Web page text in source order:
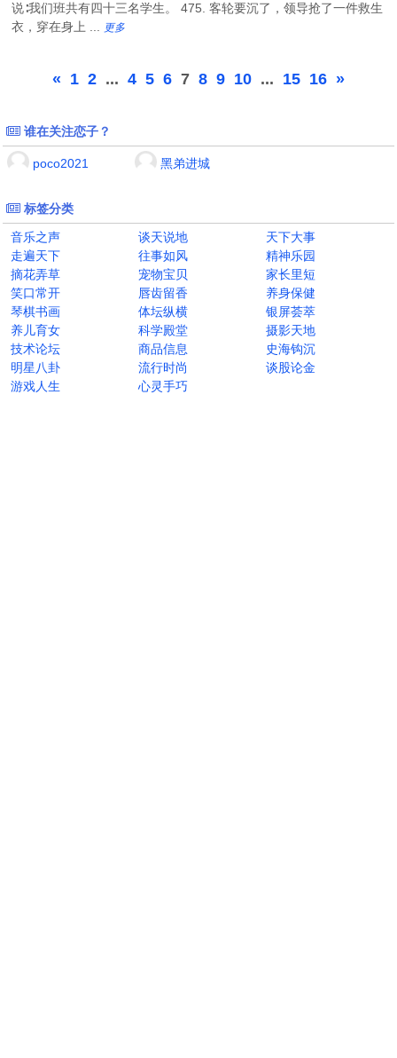
说∶我们班共有四十三名学生。 475. 客轮要沉了，领导抢了一件救生
衣，穿在身上 ...
更多
« 1 2 ... 4 5 6 7 8 9 10 ... 15 16 »
谁在关注恋子？
poco2021 黑弟进城
标签分类
音乐之声
谈天说地
天下大事
走遍天下
往事如风
精神乐园
摘花弄草
宠物宝贝
家长里短
笑口常开
唇齿留香
养身保健
琴棋书画
体坛纵横
银屏荟萃
养儿育女
科学殿堂
摄影天地
技术论坛
商品信息
史海钩沉
明星八卦
流行时尚
谈股论金
游戏人生
心灵手巧